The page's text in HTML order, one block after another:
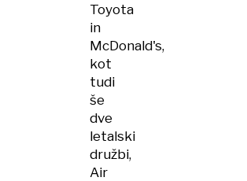
Toyota
in
McDonald's,
kot
tudi
še
dve
letalski
družbi,
Air